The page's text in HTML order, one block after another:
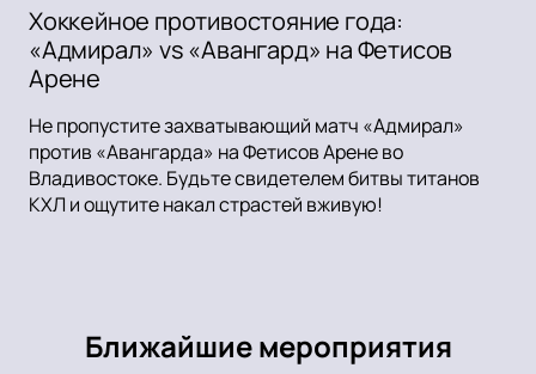
Хоккейное противостояние года:
«Адмирал» vs «Авангард» на Фетисов
Арене
Не пропустите захватывающий матч «Адмирал»
против «Авангарда» на Фетисов Арене во
Владивостоке. Будьте свидетелем битвы титанов
КХЛ и ощутите накал страстей вживую!
Ближайшие мероприятия